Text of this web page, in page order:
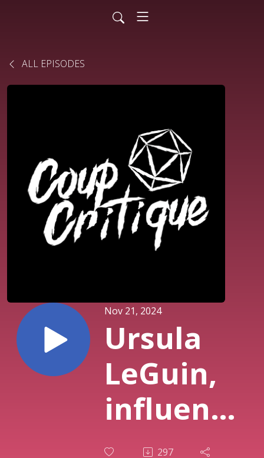
ALL EPISODES
Nov 21, 2024
Ursula
LeGuin,
influence
dans nos
297